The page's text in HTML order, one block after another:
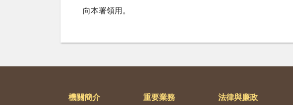
向本署領用。
機關簡介 重要業務 法律與廉政